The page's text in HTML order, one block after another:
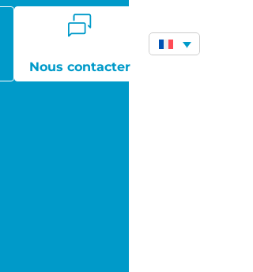
Nous contacter